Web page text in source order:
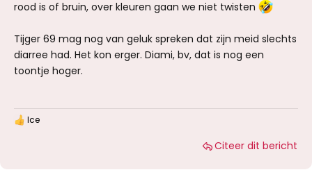
rood is of bruin, over kleuren gaan we niet twisten
Tijger 69 mag nog van geluk spreken dat zijn meid slechts
diarree had. Het kon erger. Diami, bv, dat is nog een
toontje hoger.
W Ice
Citeer dit bericht